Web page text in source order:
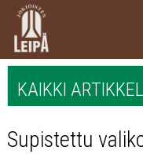
KAIKKI
SUPISTETTU
Supistettu